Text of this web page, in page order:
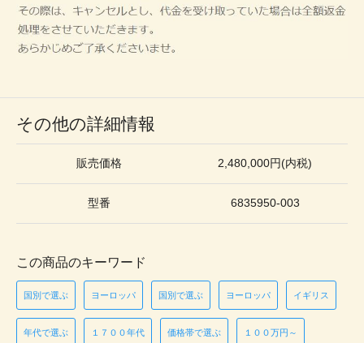
その他の詳細情報
販売価格 2,480,000円(内税)
型番 6835950-003
この商品のキーワード
国別で選ぶ ヨーロッパ 国別で選ぶ ヨーロッパ イギリス
年代で選ぶ １７００年代 価格帯で選ぶ １００万円～